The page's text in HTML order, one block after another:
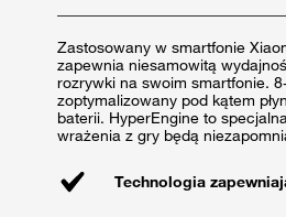
Zastosowany w smartfonie
zapewnia niesamowitą
rozrywki na swoim smartfonie.
zoptymalizowany pod kątem
baterii. HyperEngine to
wrażenia z gry będą
Technologia